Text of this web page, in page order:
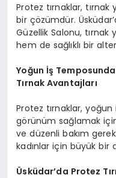
Protez tırnaklar, tırnak
bir çözümdür.
Güzellik Salonu, tırnak
hem de sağlıklı bir
Yoğun İş
Tırnak Avantajları
Protez tırnaklar,
görünüm sağlamak
ve düzenli bakım
kadınlar için büyük bir
Üsküdar’da Protez